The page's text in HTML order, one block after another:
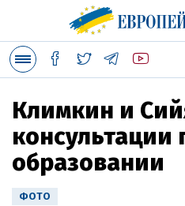
Климкин и
консультации
образовании
ФОТО